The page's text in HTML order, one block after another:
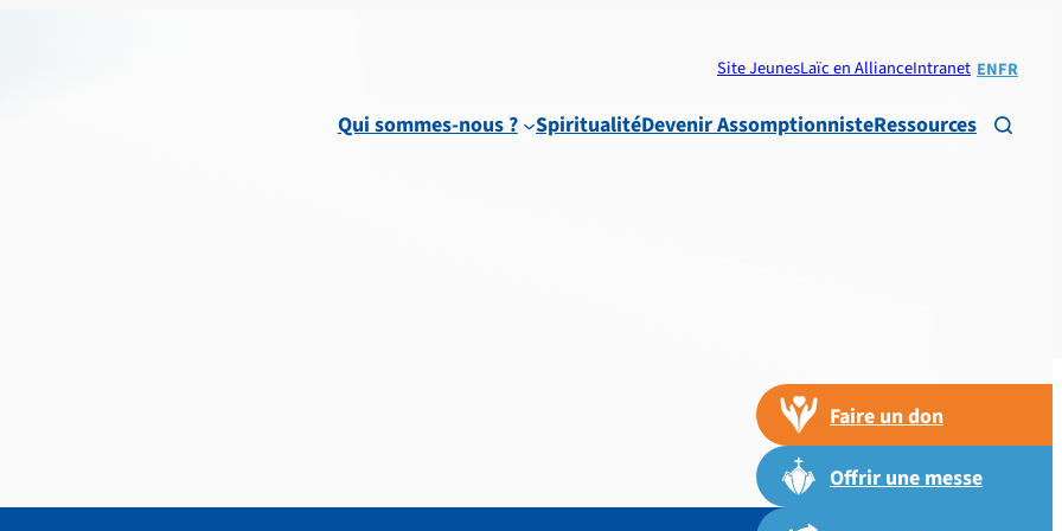
Site JeunesLaïc en AllianceIntranet ENFR
Qui sommes-nous ? SpiritualitéDevenir AssomptionnisteRessources 
Faire un don
Offrir une messe